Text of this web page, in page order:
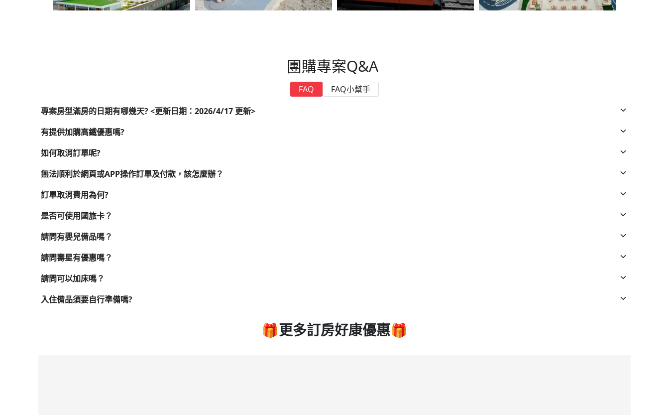
團購專案Q&A
FAQ
FAQ小幫手
專案房型滿房的日期有哪幾天? <更新日期：2026/4/17 更新>
有提供加購高鐵優惠嗎?
如何取消訂單呢?
無法順利於網頁或APP操作訂單及付款，該怎麼辦？
訂單取消費用為何?
是否可使用國旅卡？
請問有嬰兒備品嗎？
請問壽星有優惠嗎？
請問可以加床嗎？
入住備品須要自行準備嗎?
🎁更多訂房好康優惠🎁